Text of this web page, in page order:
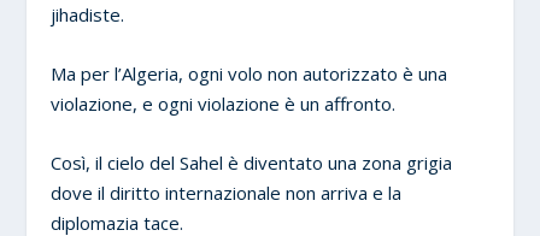
jihadiste.
Ma per l’Algeria, ogni volo non autorizzato è una
violazione, e ogni violazione è un affronto.
Così, il cielo del Sahel è diventato una zona grigia
dove il diritto internazionale non arriva e la
diplomazia tace.